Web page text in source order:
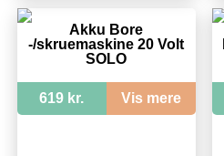
Akku Bore
-/skruemaskine 20 Volt
SOLO
619 kr. Vis mere